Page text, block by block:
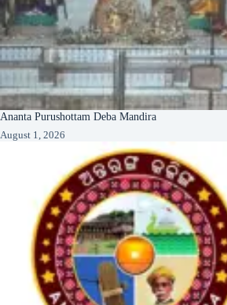
Ananta Purushottam Deba Mandira
August 1, 2026